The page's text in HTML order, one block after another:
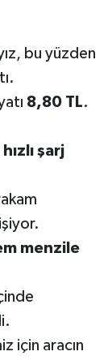
bu yüzden
8,80 TL.
şarj
menzile
için aracın